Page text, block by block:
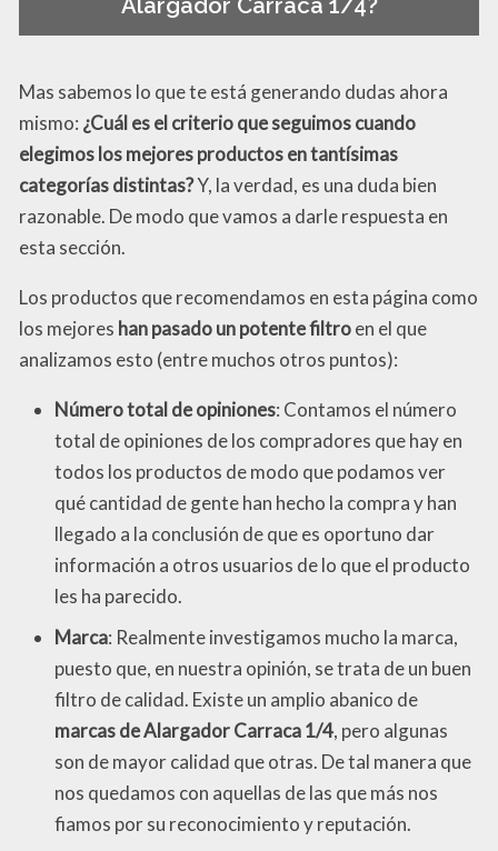
Mas sabemos lo que te está generando dudas ahora
mismo: ¿Cuál es el criterio que seguimos cuando
elegimos los mejores productos en tantísimas
categorías distintas?Y, la verdad, es una duda bien
razonable. De modo que vamos a darle respuesta en
esta sección.
Los productos que recomendamos en esta página como
los mejores han pasado un potente filtroen el que
analizamos esto (entre muchos otros puntos):
Número total de opiniones: Contamos el número
total de opiniones de los compradores que hay en
todos los productos de modo que podamos ver
qué cantidad de gente han hecho la compra y han
llegado a la conclusión de que es oportuno dar
información a otros usuarios de lo que el producto
les ha parecido.
Marca: Realmente investigamos mucho la marca,
puesto que, en nuestra opinión, se trata de un buen
filtro de calidad. Existe un amplio abanico de
marcas de Alargador Carraca 1/4, pero algunas
son de mayor calidad que otras. De tal manera que
nos quedamos con aquellas de las que más nos
fiamos por su reconocimiento y reputación.